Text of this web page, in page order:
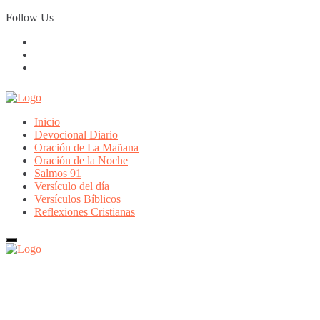
Skip
to
Follow Us
Inicio
Devocional Diario
Oración de La Mañana
Oración de la Noche
Salmos 91
Versículo del día
Versículos Bíblicos
Reflexiones Cristianas